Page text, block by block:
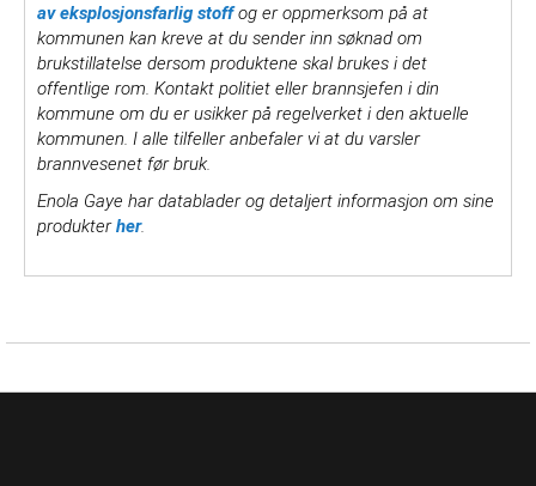
av eksplosjonsfarlig stoffog er oppmerksom på at
kommunen kan kreve at du sender inn søknad om
brukstillatelse dersom produktene skal brukes i det
offentlige rom. Kontakt politiet eller brannsjefen i din
kommune om du er usikker på regelverket i den aktuelle
kommunen. I alle tilfeller anbefaler vi at du varsler
brannvesenet før bruk.
Enola Gaye har datablader og detaljert informasjon om sine
produkterher.